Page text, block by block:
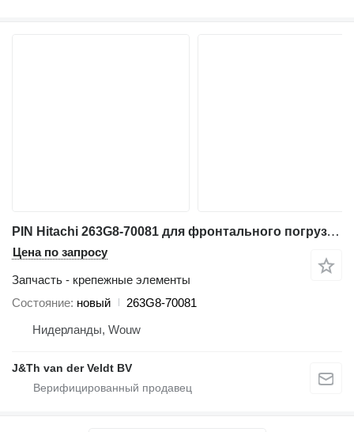
PIN Hitachi 263G8-70081 для фронтального погрузчика Hitachi ZW220 ZW250 ZW180
Цена по запросу
Запчасть - крепежные элементы
Состояние новый
263G8-70081
Нидерланды, Wouw
J&Th van der Veldt BV